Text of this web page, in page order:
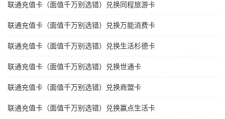
联通充值卡（面值千万别选错）兑换同程旅游卡
联通充值卡（面值千万别选错）兑换万能消费卡
联通充值卡（面值千万别选错）兑换生活杉德卡
联通充值卡（面值千万别选错）兑换世通卡
联通充值卡（面值千万别选错）兑换商盟卡
联通充值卡（面值千万别选错）兑换赢点生活卡